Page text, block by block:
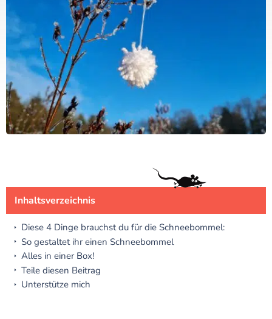
Inhaltsverzeichnis
Diese 4 Dinge brauchst du für die Schneebommel:
So gestaltet ihr einen Schneebommel
Alles in einer Box!
Teile diesen Beitrag
Unterstütze mich